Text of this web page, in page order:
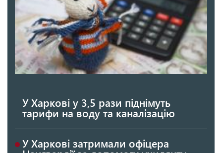
У Харкові у 3,5 рази піднімуть
тарифи на воду та каналізацію
У Харкові затримали офіцера